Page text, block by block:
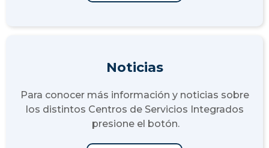
Noticias
Para conocer más información y noticias sobre
los distintos Centros de Servicios Integrados
presione el botón.